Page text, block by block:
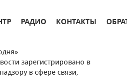
РАДИО КОНТАКТЫ
зарегистрировано в
в сфере связи,